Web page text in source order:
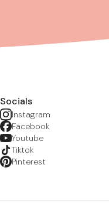
Socials
Instagram
Facebook
Youtube
Tiktok
Pinterest